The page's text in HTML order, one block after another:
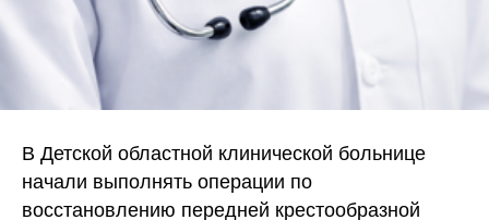
В Детской областной клинической больнице
начали выполнять операции по
восстановлению передней крестообразной